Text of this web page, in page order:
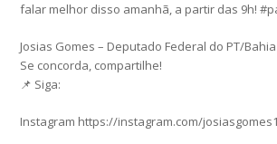
falar melhor disso amanhã, a partir das 9h!
Josias Gomes – Deputado Federal do PT/Bahia
Se concorda, compartilhe!
📌 Siga:
Instagram https://instagram.com/